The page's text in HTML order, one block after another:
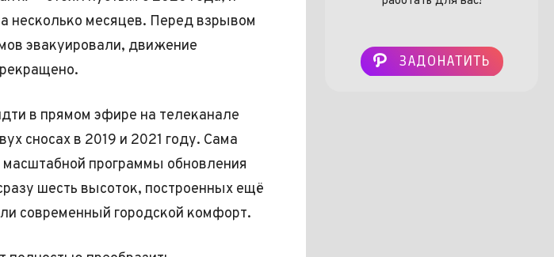
несколько месяцев. Перед взрывом
эвакуировали, движение
в прямом эфире на телеканале
сносах в 2019 и 2021 году. Сама
программы обновления
шесть высоток, построенных ещё
современный городской комфорт.
ЗАДОНАТИТЬ